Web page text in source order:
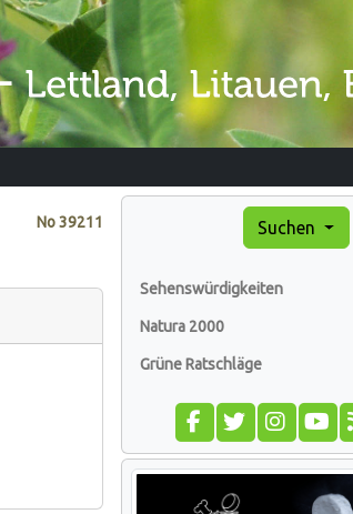
No39211 Suchen
Sehenswürdigkeiten
Natura 2000
Grüne Ratschläge